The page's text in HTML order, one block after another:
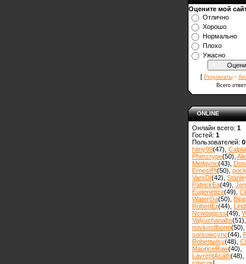
Оцените мой
Отлично
Хорошо
Нормально
Плохо
Ужасно
[ Результаты ·
Всего
ONLINE
Онлайн всего: 1
Гостей: 1
Пользователей: 0
hitriy99(47)
Phercrype(50)
Metlgync(43)
ErnestPt(50)
VarsDI(42)
PatrickEa(49)
Eugenetize(49)
WaterOa(50)
RobertEr(44)
Ncwoqqcss(49)
Valyushanabs(51)
novkostlborm(50)
sorsowcync(44)
Robertwisy(48)
MauriceRaw(40)
LavrentAsath(48)